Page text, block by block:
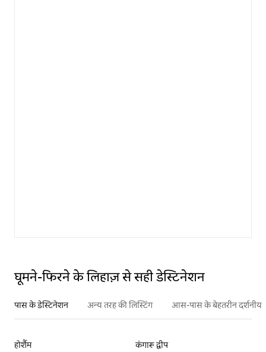
घूमने-फिरने के लिहाज़ से सही डेस्टिनेशन
पास के डेस्टिनेशन अन्य तरह की लिस्टिंग आस-पास के बेहतरीन दर्शनीय
होर्शैम
कंगारू द्वीप